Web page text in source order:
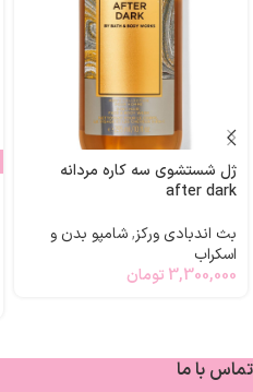
ژل شستشوی سه کاره مردانه
after dark
بث اندبادی ورکز,شامپو بدن و
اسکراب
3,300,000 تومان
تماس با ما